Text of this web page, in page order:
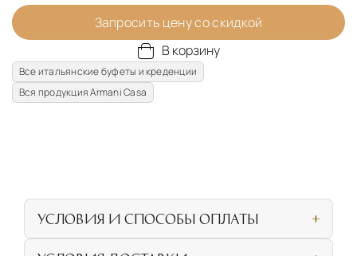
Запросить цену со скидкой
В корзину
Все итальянские буфеты и креденции
Вся продукция Armani Casa
УСЛОВИЯ И СПОСОБЫ ОПЛАТЫ